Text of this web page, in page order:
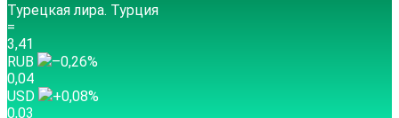
Турецкая лира. Турция
=
3,41
RUB
–0,26%
0,04
USD
+0,08%
0,03